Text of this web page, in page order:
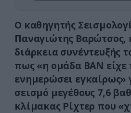
Ο καθηγητής
Παναγιώτης Βαρώτσος,
διάρκεια συνέντευξής
πως «η ομάδα ΒΑΝ είχε
ενημερώσει εγκαίρως»
σεισμό μεγέθους 7,6
κλίμακας Ρίχτερ που